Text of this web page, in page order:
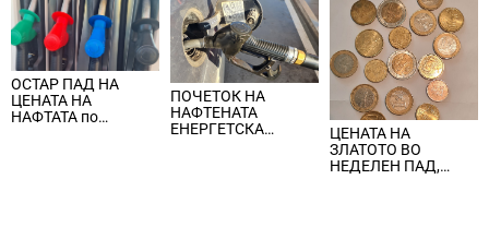
ОСТАР ПАД НА
ЦЕНАТА НА
НАФТАТА по
ПОЧЕТОК НА
НАФТЕНАТА
ЕНЕРГЕТСКА
ЦЕНАТА НА
ЗЛАТОТО ВО
НЕДЕЛЕН ПАД,